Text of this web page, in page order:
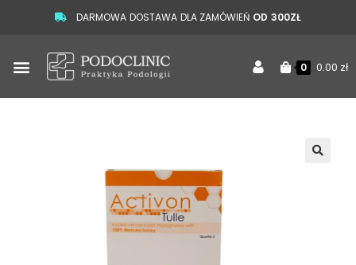
DARMOWA DOSTAWA DLA ZAMÓWIEŃ OD 300ZŁ
0 0.00 zł